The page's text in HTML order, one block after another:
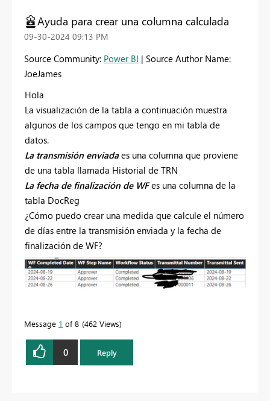
Ayuda para crear una columna calculada
‎09-30-2024 09:13 PM
Source Community: Power BI | Source Author Name:
JoeJames
Hola
La visualización de la tabla a continuación muestra
algunos de los campos que tengo en mi tabla de
datos.
La transmisión enviadaes una columna que proviene
de una tabla llamada Historial de TRN
La fecha de finalización de WFes una columna de la
tabla DocReg
¿Cómo puedo crear una medida que calcule el número
de días entre la transmisión enviada y la fecha de
finalización de WF?
Message 1 of 8 462 Views
0 Reply